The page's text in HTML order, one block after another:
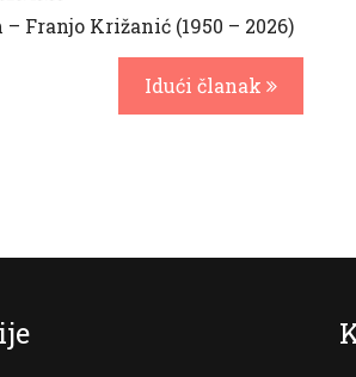
Franjo Križanić (1950 – 2026)
Idući članak